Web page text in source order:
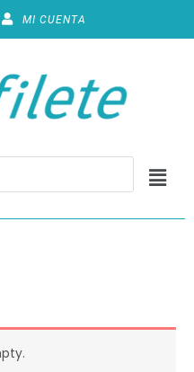
MI CUENTA